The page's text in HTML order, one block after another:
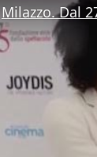
Milazzo. Dal